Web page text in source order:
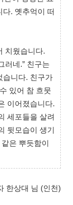
. 옛추억이 떠
치웠습니다.
러네.” 친구는
습니다. 친구가
있어 참 흐뭇
이어졌습니다.
세포들을 살려
뒷모습이 생기
은 뿌듯함이
한상대 님 (인천)